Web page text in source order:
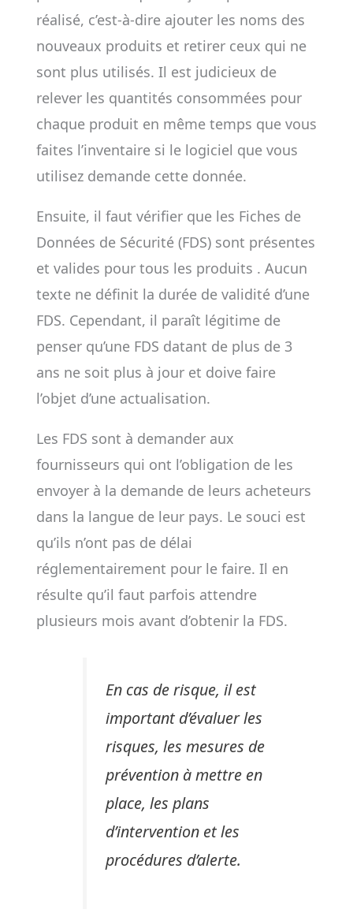
réalisé, c’est-à-dire ajouter les noms des
nouveaux produits et retirer ceux qui ne
sont plus utilisés. Il est judicieux de
relever les quantités consommées pour
chaque produit en même temps que vous
faites l’inventaire si le logiciel que vous
utilisez demande cette donnée.
Ensuite, il faut vérifier que les Fiches de
Données de Sécurité (FDS) sont présentes
et valides pour tous les produits . Aucun
texte ne définit la durée de validité d’une
FDS. Cependant, il paraît légitime de
penser qu’une FDS datant de plus de 3
ans ne soit plus à jour et doive faire
l’objet d’une actualisation.
Les FDS sont à demander aux
fournisseurs qui ont l’obligation de les
envoyer à la demande de leurs acheteurs
dans la langue de leur pays. Le souci est
qu’ils n’ont pas de délai
réglementairement pour le faire. Il en
résulte qu’il faut parfois attendre
plusieurs mois avant d’obtenir la FDS.
En cas de risque, il est
important d’évaluer les
risques, les mesures de
prévention à mettre en
place, les plans
d’intervention et les
procédures d’alerte.